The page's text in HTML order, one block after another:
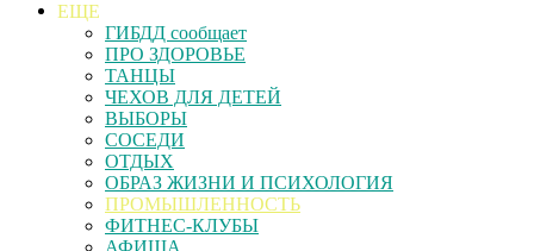
ЕЩЕ
ГИБДД сообщает
ПРО ЗДОРОВЬЕ
ТАНЦЫ
ЧЕХОВ ДЛЯ ДЕТЕЙ
ВЫБОРЫ
СОСЕДИ
ОТДЫХ
ОБРАЗ ЖИЗНИ И ПСИХОЛОГИЯ
ПРОМЫШЛЕННОСТЬ
ФИТНЕС-КЛУБЫ